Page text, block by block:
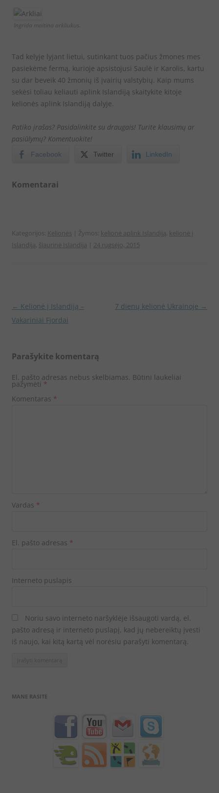
Ingrida maitina arkliukus.
Tad kelyje lyjant lietui, sutinkant tuos pačius žmones mes
pasiekėme fermą, kurioje apsistojusi Saulė ir Karolis, kartu
su dar beveik 40 žmonių iš įvairių valstybių. Kaip mums
sekėsi toliau keliauti aplink Islandiją skaitykite kitoje
kelionės aplink Islandiją dalyje.
Patiko įrašas? Pasidalinkite su draugais! Turite klausimų ar
pasiūlymų? Komentuokite!
Facebook Twitter LinkedIn
Komentarai
Kategorijos: Kelionės | Žymos: kelionė aplink Islandiją, kelionė į
Islandiją, šiaurinė Islandija | 24 rugsėjo, 2015
Įrašo
navigacija
← Kelionė į Islandiją –
Vakariniai Fjordai
7 dienų kelionė Ukrainoje →
Parašykite komentarą
El. pašto adresas nebus skelbiamas. Būtini laukeliai
pažymėti *
Komentaras *
Vardas *
El. pašto adresas *
Interneto puslapis
Noriu savo interneto naršyklėje išsaugoti vardą, el.
pašto adresą ir interneto puslapį, kad jų nebereiktų įvesti
iš naujo, kai kitą kartą vėl norėsiu parašyti komentarą.
MANE RASITE